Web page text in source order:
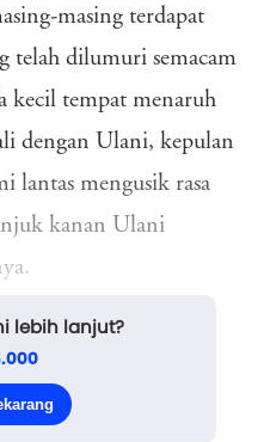
masing terdapat
telah dilumuri semacam
kecil tempat menaruh
dengan Ulani, kepulan
lantas mengusik rasa
kanan Ulani
Ulani saat
ada yang istimewa d...
lebih lanjut?